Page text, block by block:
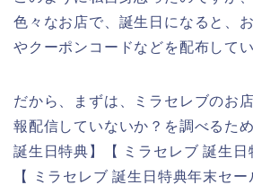
色々なお店で、誕生日になると、
やクーポンコードなどを配布して
だから、まずは、ミラセレブのお
報配信していないか？を調べるた
誕生日特典】【 ミラセレブ 誕生日
【 ミラセレブ 誕生日特典年末セ